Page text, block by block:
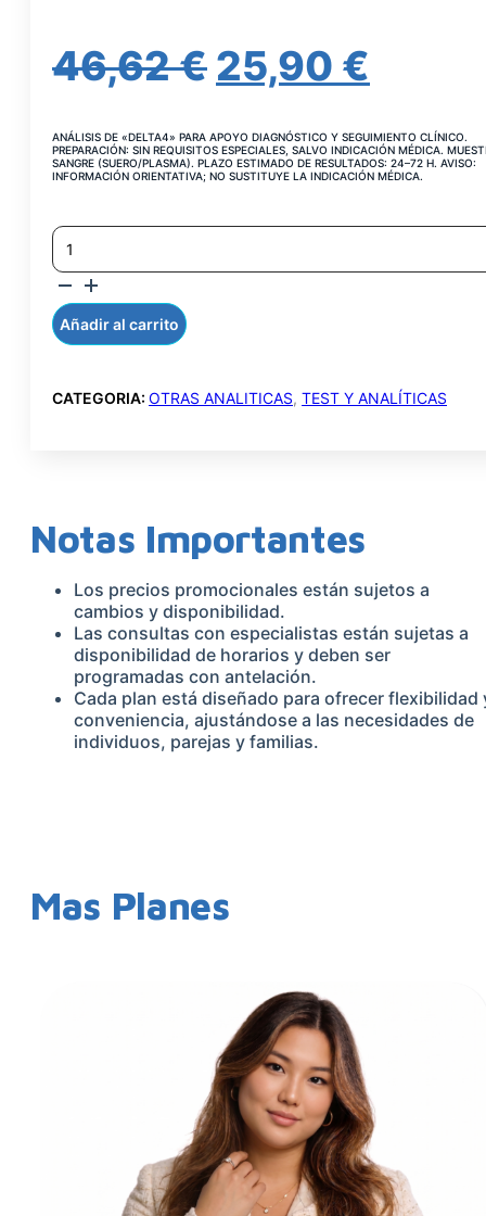
46,62€ EL
ORIGINAL
46,62 €.
25,90 €
ANÁLISIS DE «DELTA4» PARA APOYO DIAGNÓSTICO Y SEGUIMIENTO CLÍNICO.
PREPARACIÓN: SIN REQUISITOS ESPECIALES, SALVO INDICACIÓN MÉDICA.
SANGRE (SUERO/PLASMA). PLAZO ESTIMADO DE RESULTADOS: 24–72 H. AVISO:
INFORMACIÓN ORIENTATIVA; NO SUSTITUYE LA INDICACIÓN MÉDICA.
ANDROSTENDIONA
DELTA
4
CANTIDAD
Añadir al carrito
CATEGORIA: OTRAS ANALITICAS, TEST Y ANALÍTICAS
Notas Importantes
Los precios promocionales están sujetos a
cambios y disponibilidad.
Las consultas con especialistas están sujetas a
disponibilidad de horarios y deben ser
programadas con antelación.
Cada plan está diseñado para ofrecer flexibilidad
conveniencia, ajustándose a las necesidades de
individuos, parejas y familias.
Mas Planes